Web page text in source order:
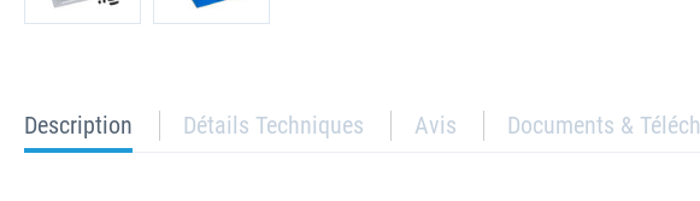
current
tab:
Description Détails Techniques Avis Documents &